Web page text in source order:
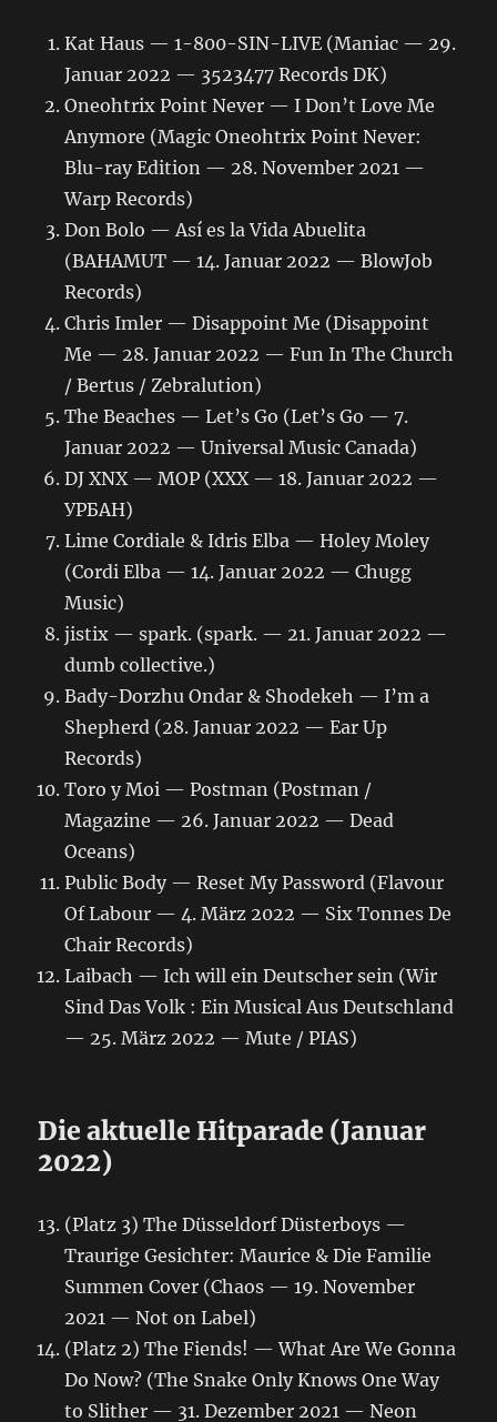
Kat Haus — 1-800-SIN-LIVE (Maniac — 29.
Januar 2022 — 3523477 Records DK)
Oneohtrix Point Never — I Don’t Love Me
Anymore (Magic Oneohtrix Point Never:
Blu-ray Edition — 28. November 2021 —
Warp Records)
Don Bolo — Así es la Vida Abuelita
(BAHAMUT — 14. Januar 2022 — BlowJob
Records)
Chris Imler — Disappoint Me (Disappoint
Me — 28. Januar 2022 — Fun In The Church
/ Bertus / Zebralution)
The Beaches — Let’s Go (Let’s Go — 7.
Januar 2022 — Universal Music Canada)
DJ XNX — MOP (XXX — 18. Januar 2022 —
УРБАН)
Lime Cordiale & Idris Elba — Holey Moley
(Cordi Elba — 14. Januar 2022 — Chugg
Music)
jistix — spark. (spark. — 21. Januar 2022 —
dumb collective.)
Bady-Dorzhu Ondar & Shodekeh — I’m a
Shepherd (28. Januar 2022 — Ear Up
Records)
Toro y Moi — Postman (Postman /
Magazine — 26. Januar 2022 — Dead
Oceans)
Public Body — Reset My Password (Flavour
Of Labour — 4. März 2022 — Six Tonnes De
Chair Records)
Laibach — Ich will ein Deutscher sein (Wir
Sind Das Volk : Ein Musical Aus Deutschland
— 25. März 2022 — Mute / PIAS)
Die aktuelle Hitparade (Januar
2022)
(Platz 3) The Düsseldorf Düsterboys —
Traurige Gesichter: Maurice & Die Familie
Summen Cover (Chaos — 19. November
2021 — Not on Label)
(Platz 2) The Fiends! — What Are We Gonna
Do Now? (The Snake Only Knows One Way
to Slither — 31. Dezember 2021 — Neon